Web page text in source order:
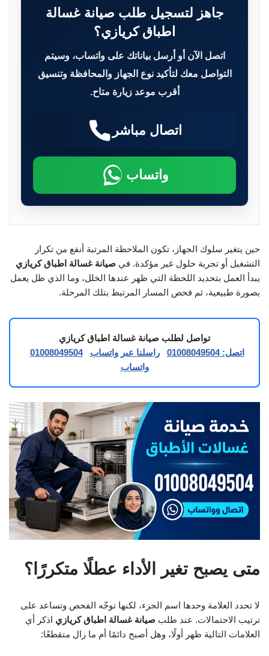
جاهز لتسجيل طلب صيانة غسالة
اطباق كريازي؟
اتصل الآن أو أرسل بياناتك على واتساب، وسيتم
التواصل معك لتأكيد نوع الجهاز والمحافظة وتنسيق
أقرب موعد زيارة متاح.
اتصال مباشر
واتساب
حين يتغير سلوك الجهاز، تكون الملاحظة المرتبة أنفع من تكرار
التشغيل أو تجربة حلول غير مؤكدة. في صيانة غسالة اطباق كريازي
يبدأ العمل بتحديد اللحظة التي ظهر عندها الخلل، وما الذي ظل يعمل
بصورة طبيعية، ثم فحص المسار المرتبط بتلك المرحلة.
تواصل لطلب صيانة غسالة اطباق كريازي
اتصل: 01008049504
راسلنا عبر واتساب
01008049504
واتساب
متى يصبح تغير الأداء عطلًا متكررًا؟
لا تحدد العلامة وحدها اسم الجزء، لكنها توجّه الفحص وتساعد على
ترتيب الاحتمالات. عند طلب صيانة غسالة اطباق كريازي اذكر أي
العلامات التالية ظهر أولًا، وهل أصبح دائمًا أم ما زال متقطعًا: